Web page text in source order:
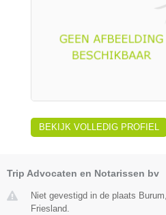
BEKIJK VOLLEDIG PROFIEL
Trip Advocaten en Notarissen bv
Niet gevestigd in de plaats
Friesland.